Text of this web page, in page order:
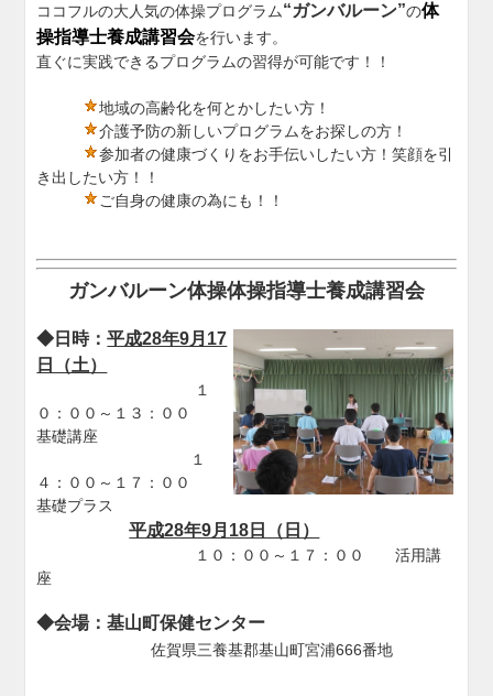
ココフルの大人気の体操プログラム“ガンバルーン”の体
操指導士養成講習会を行います。
直ぐに実践できるプログラムの習得が可能です！！
地域の高齢化を何とかしたい方！
介護予防の新しいプログラムをお探しの方！
参加者の健康づくりをお手伝いしたい方！笑顔を引
き出したい方！！
ご自身の健康の為にも！！
ガンバルーン体操体操指導士養成講習会
◆日時：平成28年9月17
日（土）
１
０：００～１３：００
基礎講座
１
４：００～１７：００
基礎プラス
平成28年9月18日（日）
１０：００～１７：００ 活用講
座
◆会場：基山町保健センター
佐賀県三養基郡基山町宮浦666番地